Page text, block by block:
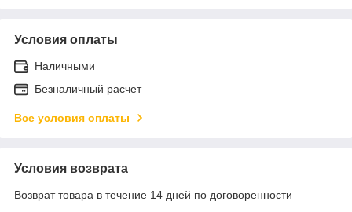
Условия оплаты
Наличными
Безналичный расчет
Все условия оплаты
Условия возврата
Возврат товара в течение 14 дней по договоренности